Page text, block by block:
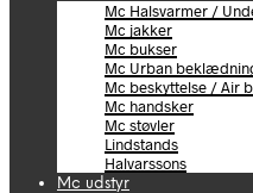
Mc Halsvarmer /
Mc jakker
Mc bukser
Mc Urban
Mc beskyttelse / Air
Mc handsker
Mc støvler
Lindstands
Halvarssons
Mc udstyr